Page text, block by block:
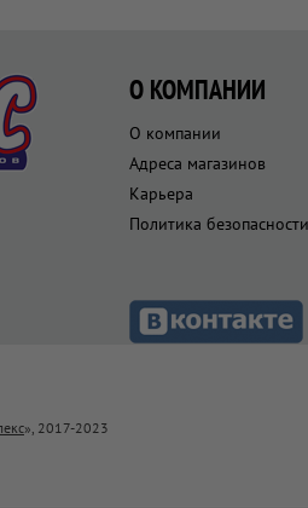
О КОМПАНИИ
О компании
Адреса магазинов
Карьера
Политика безопасности
», 2017-2023